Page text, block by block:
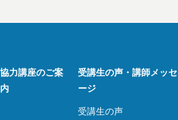
協力講座のご案
内
受講生の声・講師メッセ
ージ
受講生の声